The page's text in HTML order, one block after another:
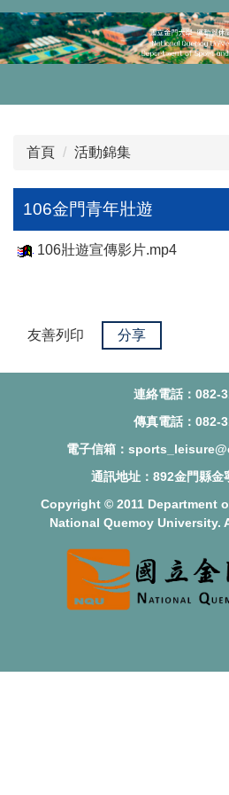
跳
到
主
首頁 活動錦集
106金門青年壯遊
106壯遊宣傳影片.mp4
友善列印 分享
連絡電話： 082-
傳真電話： 082-
電子信箱：
通訊地址：892金門縣金
Copyright © 2011 Department
National Quemoy University.